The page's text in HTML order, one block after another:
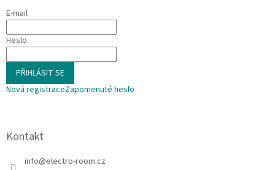
E-mail
Heslo
PŘIHLÁSIT SE
Nová registraceZapomenuté heslo
Kontakt
info@electro-room.cz